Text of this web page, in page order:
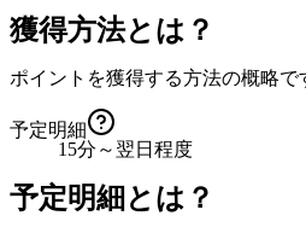
獲得方法とは？
ポイントを獲得する方法の概略で
予定明細
15分～翌日程度
予定明細とは？